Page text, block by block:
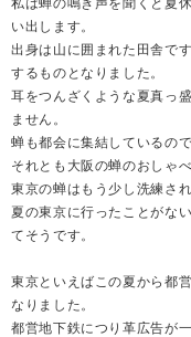
い出します。
出身は山に囲まれた田舎で
するものとなりました。
耳をつんざくような夏真っ
ません。
蝉も都会に集結しているので
それとも大阪の蝉のおしゃ
東京の蝉はもう少し洗練さ
夏の東京に行ったことがな
てそうです。
東京といえばこの夏から都
なりました。
都営地下鉄につり革広告が